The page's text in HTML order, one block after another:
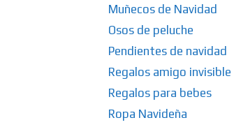
Muñecos de Navidad
Osos de peluche
Pendientes de navidad
Regalos amigo invisible
Regalos para bebes
Ropa Navideña